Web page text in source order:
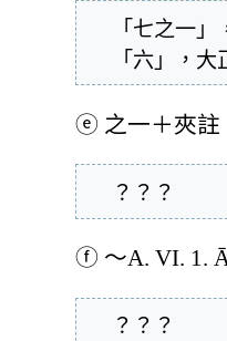
「六」，
ⓔ 之一＋夾註
  ？？？
ⓕ ～A. VI. 1.
  ？？？